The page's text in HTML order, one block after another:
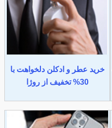
خرید عطر و ادکلن دلخواهت با
30% تخفیف از روژا